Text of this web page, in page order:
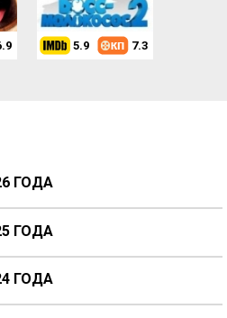
5.9 7.3
ГОДА
ГОДА
ГОДА